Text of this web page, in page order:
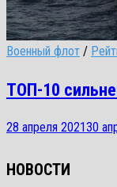
Военный флот /
ТОП-10
28 апреля 202130
НОВОСТИ